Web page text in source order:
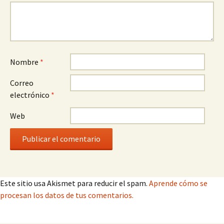
Nombre *
Correo
electrónico *
Web
Este sitio usa Akismet para reducir el spam. Aprende cómo se
procesan los datos de tus comentarios.